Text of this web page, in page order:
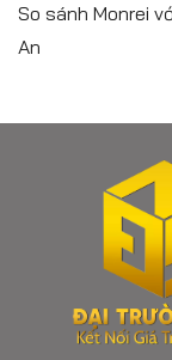
So sánh Monrei
An